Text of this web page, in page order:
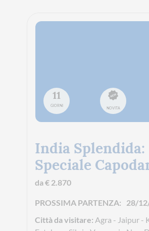
11
GIORNI
NOVITA
India Splendida:
Speciale
da € 2.870
PROSSIMA PARTENZA:
28/
Città da visitare: Agra - Jaipur -